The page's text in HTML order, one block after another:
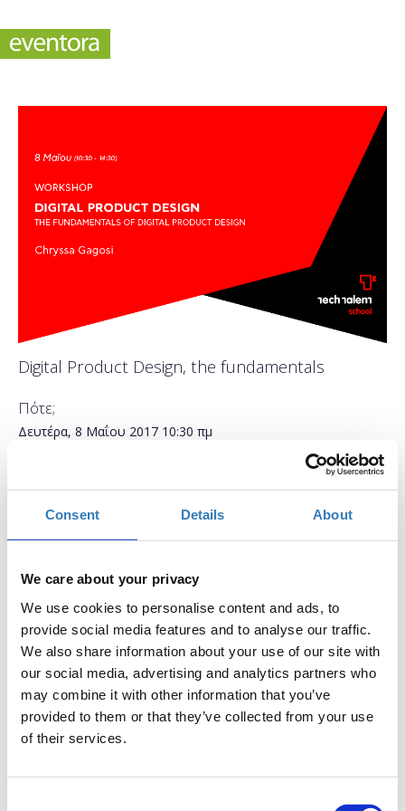
Consent Details About
We care about your privacy
We use cookies to personalise content and ads, to
provide social media features and to analyse our traffic.
We also share information about your use of our site with
our social media, advertising and analytics partners who
may combine it with other information that you’ve
provided to them or that they’ve collected from your use
of their services.
Digital Product Design, the fundamentals
Πότε;
Δευτέρα, 8 Μαΐου 2017 10:30 πμ
Found.ation, Αθήνα
Συμμετοχή Η περίοδος εγγραφών έχει λήξει.
Το workshop εστιάζει στο ρόλο ενός designer από
την δημιουργία μίας ιδέας μέχρι την τελική
μορφοποίησή της σε προϊόν ή υπηρεσία. Μέσω της
στρατηγική, η ξεχωριστή αντίληψη του κάθε χρήστη,